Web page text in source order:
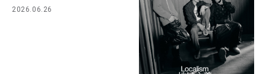
2026.06.26